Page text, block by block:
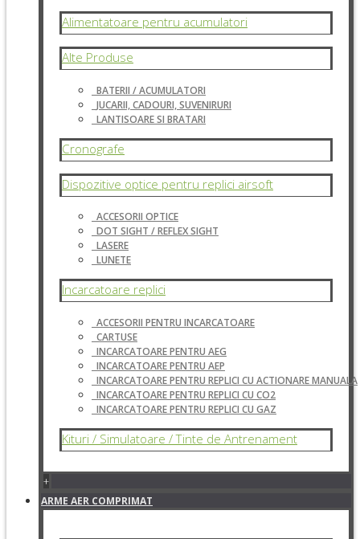
Alimentatoare pentru acumulatori
Alte Produse
BATERII / ACUMULATORI
JUCARII, CADOURI, SUVENIRURI
LANTISOARE SI BRATARI
Cronografe
Dispozitive optice pentru replici airsoft
ACCESORII OPTICE
DOT SIGHT / REFLEX SIGHT
LASERE
LUNETE
Incarcatoare replici
ACCESORII PENTRU INCARCATOARE
CARTUSE
INCARCATOARE PENTRU AEG
INCARCATOARE PENTRU AEP
INCARCATOARE PENTRU REPLICI CU ACTIONARE MANUALA
INCARCATOARE PENTRU REPLICI CU CO2
INCARCATOARE PENTRU REPLICI CU GAZ
Kituri / Simulatoare / Tinte de Antrenament
+
ARME AER COMPRIMAT